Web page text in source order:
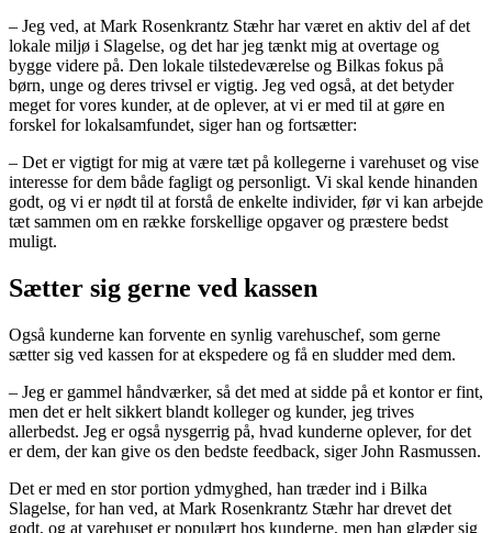
– Jeg ved, at Mark Rosenkrantz Stæhr har været en aktiv del af det
lokale miljø i Slagelse, og det har jeg tænkt mig at overtage og
bygge videre på. Den lokale tilstedeværelse og Bilkas fokus på
børn, unge og deres trivsel er vigtig. Jeg ved også, at det betyder
meget for vores kunder, at de oplever, at vi er med til at gøre en
forskel for lokalsamfundet, siger han og fortsætter:
– Det er vigtigt for mig at være tæt på kollegerne i varehuset og vise
interesse for dem både fagligt og personligt. Vi skal kende hinanden
godt, og vi er nødt til at forstå de enkelte individer, før vi kan arbejde
tæt sammen om en række forskellige opgaver og præstere bedst
muligt.
Sætter sig gerne ved kassen
Også kunderne kan forvente en synlig varehuschef, som gerne
sætter sig ved kassen for at ekspedere og få en sludder med dem.
– Jeg er gammel håndværker, så det med at sidde på et kontor er fint,
men det er helt sikkert blandt kolleger og kunder, jeg trives
allerbedst. Jeg er også nysgerrig på, hvad kunderne oplever, for det
er dem, der kan give os den bedste feedback, siger John Rasmussen.
Det er med en stor portion ydmyghed, han træder ind i Bilka
Slagelse, for han ved, at Mark Rosenkrantz Stæhr har drevet det
godt, og at varehuset er populært hos kunderne, men han glæder sig